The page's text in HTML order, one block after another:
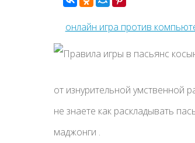
онлайн игра против
от изнурительной умственной
не знаете как раскладывать
маджонги .